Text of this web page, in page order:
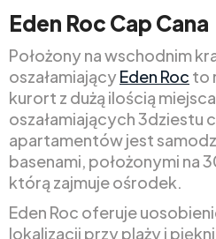
Eden Roc Cap Cana
Położony na wschodnim
oszałamiający Eden Roc to
kurort z dużą ilością
oszałamiających 3dziestu
apartamentów jest
basenami, położonymi na
którą zajmuje ośrodek.
Eden Roc oferuje
lokalizacji przy plaży i